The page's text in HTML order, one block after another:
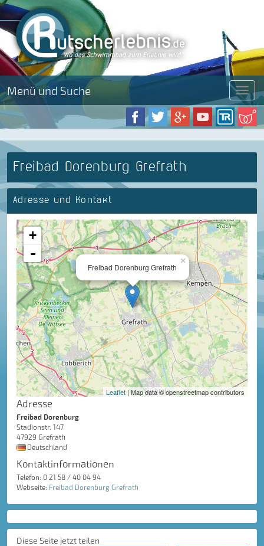
Menü und Suche Menü
Freibad Dorenburg Grefrath
Adresse und Kontakt
×
Freibad Dorenburg Grefrath
+
-
Leaflet | Map data © openstreetmap contributors
Adresse
Freibad Dorenburg
Stadionstr. 147
47929 Grefrath
Deutschland
Kontaktinformationen
Telefon: 0 21 58 / 40 04 94
Webseite: Freibad Dorenburg Grefrath
Diese Seite jetzt teilen